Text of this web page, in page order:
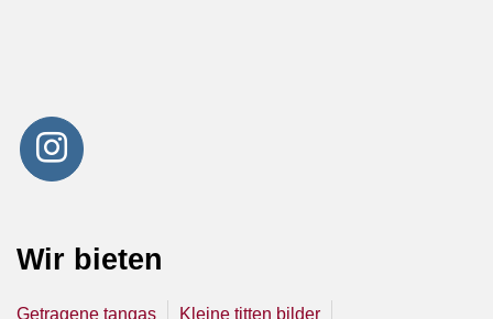
Wir bieten
Getragene tangas Kleine titten bilder